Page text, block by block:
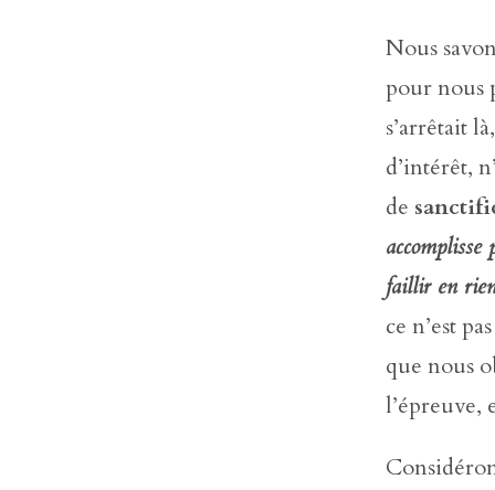
Nous
pour nous
s’arrêtait
d’intérêt,
de
faillir en
ce n’est
que nous
l’épreuve,